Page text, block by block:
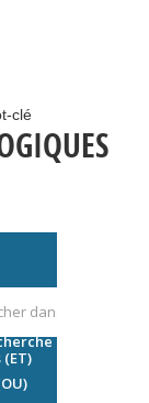
clé
avancée